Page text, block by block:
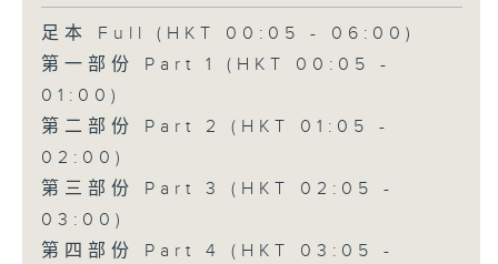
足本 Full (HKT 00:05 - 06:00)
第一部份 Part 1 (HKT 00:05 -
01:00)
第二部份 Part 2 (HKT 01:05 -
02:00)
第三部份 Part 3 (HKT 02:05 -
03:00)
第四部份 Part 4 (HKT 03:05 -